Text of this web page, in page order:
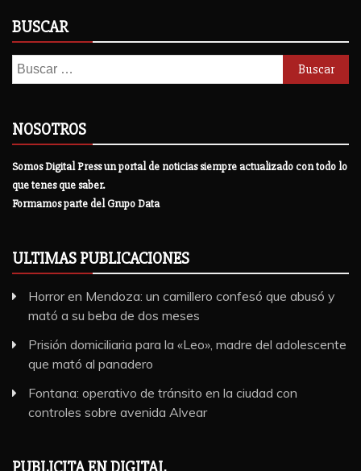
BUSCAR
Buscar:
NOSOTROS
Somos Digital Press un portal de noticias siempre actualizado con todo lo
que tenes que saber.
Formamos parte del Grupo Data
ULTIMAS PUBLICACIONES
Horror en Mendoza: un camillero confesó que abusó y
mató a su beba de dos meses
Prisión domiciliaria para la «Leo», madre del adolescente
que mató al panadero
Fontana: operativo de tránsito en la ciudad con
controles sobre avenida Alvear